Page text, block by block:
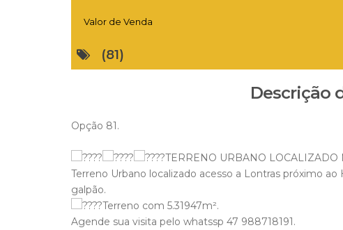
Valor de Venda
(81)
Descrição
Opção 81.
TERRENO URBANO LOCALIZADO
Terreno Urbano localizado acesso a Lontras próximo
galpão.
Terreno com 5.31947m².
Agende sua visita pelo whatssp 47 988718191.